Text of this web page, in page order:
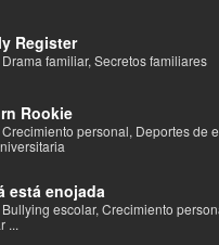
Register
familiar, Secretos familiares
Rookie
personal, Deportes de
está enojada
escolar, Crecimiento
...